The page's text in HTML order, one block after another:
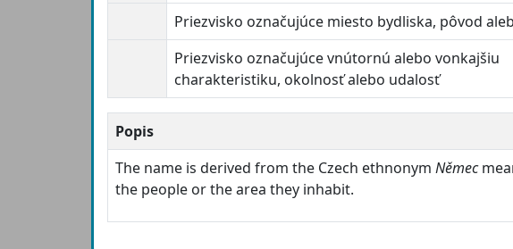
Priezvisko označujúce miesto bydliska, pôvod
Priezvisko označujúce vnútornú alebo vonkajšiu
charakteristiku, okolnosť alebo udalosť
Popis
The name is derived from the Czech ethnonym Němec
the people or the area they inhabit.